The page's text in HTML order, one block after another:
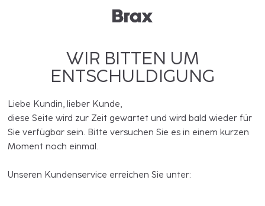
WIR BITTEN UM
ENTSCHULDIGUNG
Liebe Kundin, lieber Kunde,
diese Seite wird zur Zeit gewartet und wird bald wieder für
Sie verfügbar sein. Bitte versuchen Sie es in einem kurzen
Moment noch einmal.
Unseren Kundenservice erreichen Sie unter: